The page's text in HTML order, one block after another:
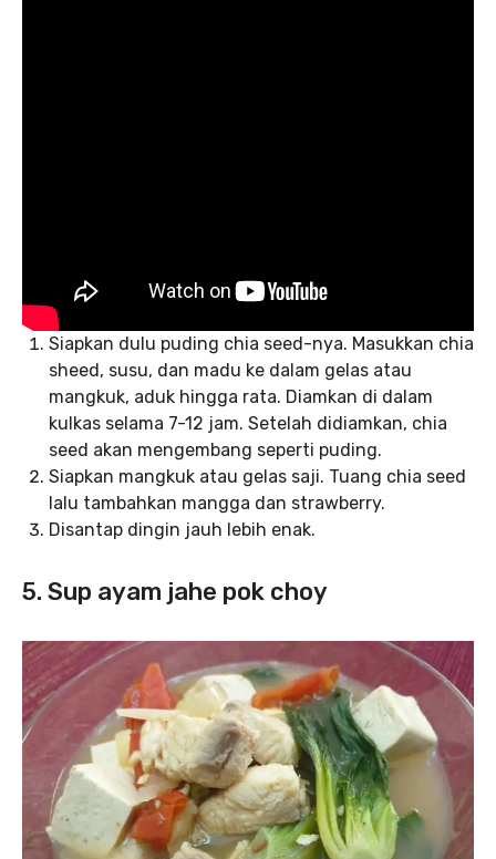
Siapkan dulu puding chia seed-nya. Masukkan chia
sheed, susu, dan madu ke dalam gelas atau
mangkuk, aduk hingga rata. Diamkan di dalam
kulkas selama 7-12 jam. Setelah didiamkan, chia
seed akan mengembang seperti puding.
Siapkan mangkuk atau gelas saji. Tuang chia seed
lalu tambahkan mangga dan strawberry.
Disantap dingin jauh lebih enak.
5. Sup ayam jahe pok choy